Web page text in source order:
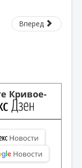
Вперед
Кривое-